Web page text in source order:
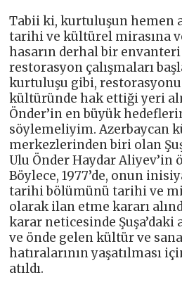
Tabii ki, kurtuluşun hemen
tarihi ve kültürel mirasına
hasarın derhal bir envanteri
restorasyon çalışmaları
kurtuluşu gibi,
kültüründe hak ettiği yeri
Önder’in en büyük
söylemeliyim. Azerbaycan
merkezlerinden biri olan
Ulu Önder Haydar Aliyev’in
Böylece, 1977’de, onun
tarihi bölümünü tarihi ve
olarak ilan etme kararı
karar neticesinde Şuşa’daki
ve önde gelen kültür ve
hatıralarının yaşatılması
atıldı.